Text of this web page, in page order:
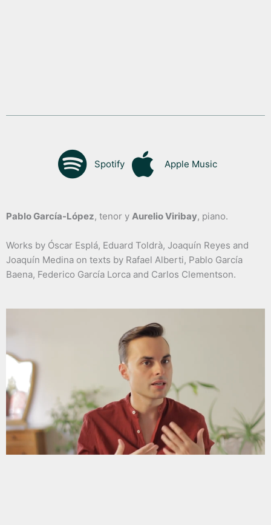
Spotify Apple Music
Pablo García-López, tenor y Aurelio Viribay, piano.
Works by Óscar Esplá, Eduard Toldrà, Joaquín Reyes and
Joaquín Medina on texts by Rafael Alberti, Pablo García
Baena, Federico García Lorca and Carlos Clementson.